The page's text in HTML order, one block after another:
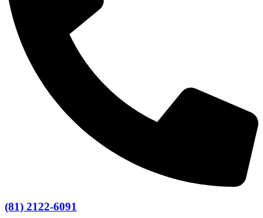
(81) 2122-6091